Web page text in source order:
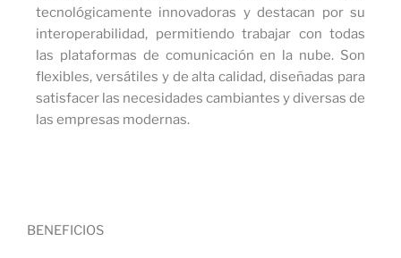
tecnológicamente innovadoras y destacan por su
interoperabilidad, permitiendo trabajar con todas
las plataformas de comunicación en la nube. Son
flexibles, versátiles y de alta calidad, diseñadas para
satisfacer las necesidades cambiantes y diversas de
las empresas modernas.
BENEFICIOS